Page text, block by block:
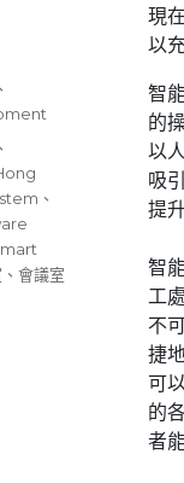
現
以
智
的
以
吸
提
智
工
不
捷
可
的
者
、
、
、
、會議室